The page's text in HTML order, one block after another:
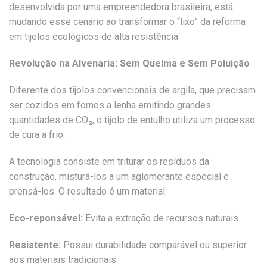
desenvolvida por uma empreendedora brasileira, está
mudando esse cenário ao transformar o “lixo” da reforma
em tijolos ecológicos de alta resistência.
Revolução na Alvenaria: Sem Queima e Sem Poluição
Diferente dos tijolos convencionais de argila, que precisam
ser cozidos em fornos a lenha emitindo grandes
quantidades de CO₂, o tijolo de entulho utiliza um processo
de cura a frio.
A tecnologia consiste em triturar os resíduos da
construção, misturá-los a um aglomerante especial e
prensá-los. O resultado é um material:
Eco-reponsável: Evita a extração de recursos naturais.
Resistente: Possui durabilidade comparável ou superior
aos materiais tradicionais.